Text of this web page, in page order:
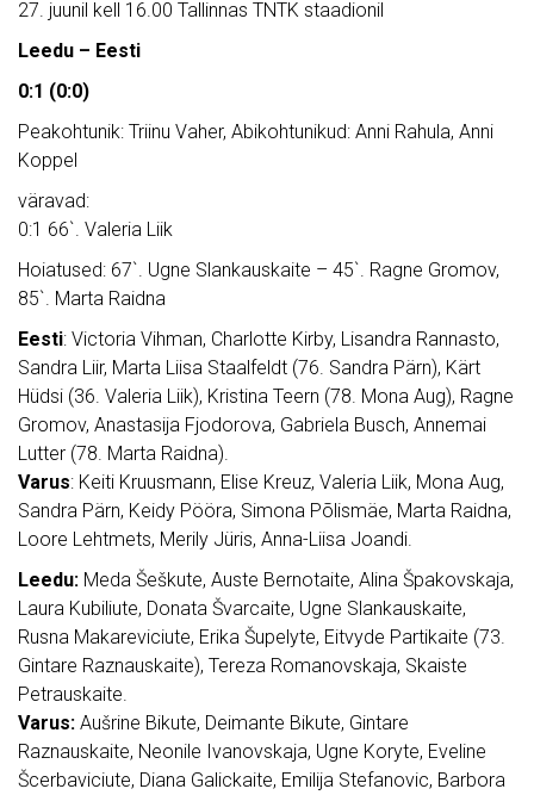
27. juunil kell 16.00 Tallinnas TNTK staadionil
Leedu – Eesti
0:1 (0:0)
Peakohtunik: Triinu Vaher, Abikohtunikud: Anni Rahula, Anni
Koppel
väravad:
0:1 66`. Valeria Liik
Hoiatused: 67`. Ugne Slankauskaite – 45`. Ragne Gromov,
85`. Marta Raidna
Eesti: Victoria Vihman, Charlotte Kirby, Lisandra Rannasto,
Sandra Liir, Marta Liisa Staalfeldt (76. Sandra Pärn), Kärt
Hüdsi (36. Valeria Liik), Kristina Teern (78. Mona Aug), Ragne
Gromov, Anastasija Fjodorova, Gabriela Busch, Annemai
Lutter (78. Marta Raidna).
Varus: Keiti Kruusmann, Elise Kreuz, Valeria Liik, Mona Aug,
Sandra Pärn, Keidy Pööra, Simona Põlismäe, Marta Raidna,
Loore Lehtmets, Merily Jüris, Anna-Liisa Joandi.
Leedu: Meda Šeškute, Auste Bernotaite, Alina Špakovskaja,
Laura Kubiliute, Donata Švarcaite, Ugne Slankauskaite,
Rusna Makareviciute, Erika Šupelyte, Eitvyde Partikaite (73.
Gintare Raznauskaite), Tereza Romanovskaja, Skaiste
Petrauskaite.
Varus: Aušrine Bikute, Deimante Bikute, Gintare
Raznauskaite, Neonile Ivanovskaja, Ugne Koryte, Eveline
Šcerbaviciute, Diana Galickaite, Emilija Stefanovic, Barbora